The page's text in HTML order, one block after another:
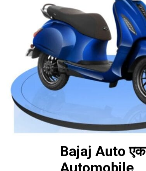
Bajaj Auto एक
Automobile
Manufacture